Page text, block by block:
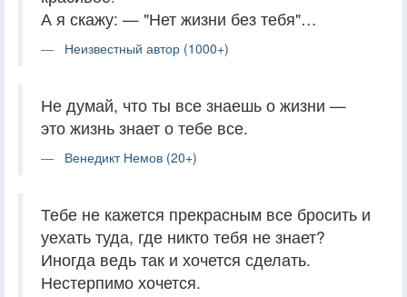
А я скажу: — "Нет жизни без тебя"…
Неизвестный автор (1000+)
Не думай, что ты все знаешь о жизни —
это жизнь знает о тебе все.
Венедикт Немов (20+)
Тебе не кажется прекрасным все бросить и
уехать туда, где никто тебя не знает?
Иногда ведь так и хочется сделать.
Нестерпимо хочется.